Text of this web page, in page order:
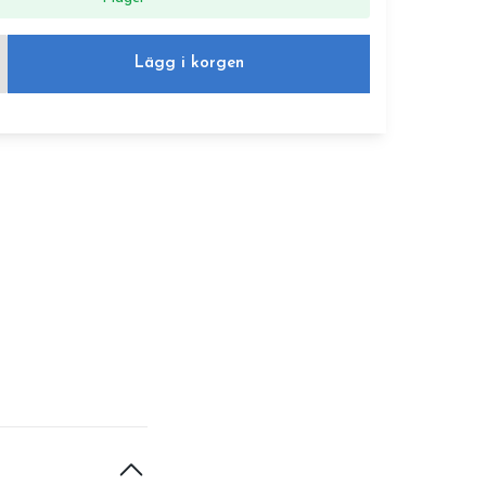
Lägg i korgen